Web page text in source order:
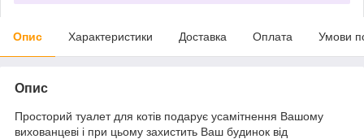
Опис Характеристики Доставка Оплата Умови
Опис
Просторий туалет для котів подарує усамітнення Вашому
вихованцеві і при цьому захистить Ваш будинок від